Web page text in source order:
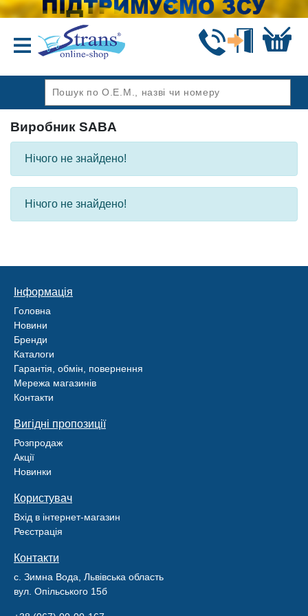
Виробник SABA
Нічого не знайдено!
Нічого не знайдено!
Інформація
Головна
Новини
Бренди
Каталоги
Гарантія, обмін, повернення
Мережа магазинів
Контакти
Вигідні пропозиції
Розпродаж
Акції
Новинки
Користувач
Вхід в інтернет-магазин
Реєстрація
Контакти
с. Зимна Вода, Львівська область
вул. Опільського 15б